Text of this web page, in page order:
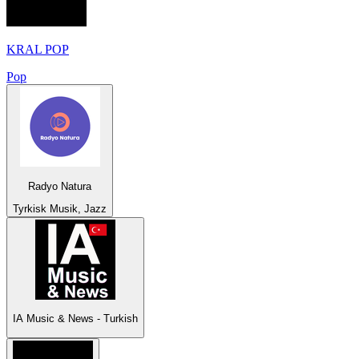
KRAL POP
Pop
Radyo Natura
Tyrkisk Musik, Jazz
IA Music & News - Turkish